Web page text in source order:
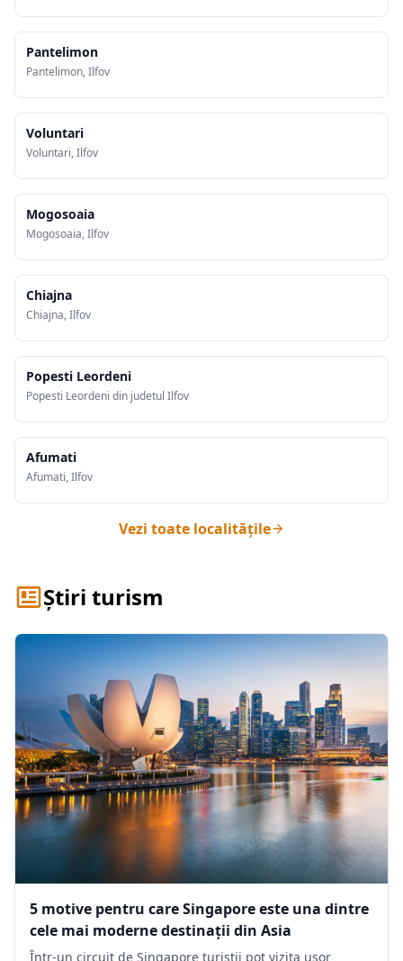
Pantelimon
Pantelimon, Ilfov
Voluntari
Voluntari, Ilfov
Mogosoaia
Mogosoaia, Ilfov
Chiajna
Chiajna, Ilfov
Popesti Leordeni
Popesti Leordeni din judetul Ilfov
Afumati
Afumati, Ilfov
Vezi toate localitățile
Știri turism
5 motive pentru care Singapore este una dintre
cele mai moderne destinații din Asia
Într-un circuit de Singapore turiștii pot vizita ușor